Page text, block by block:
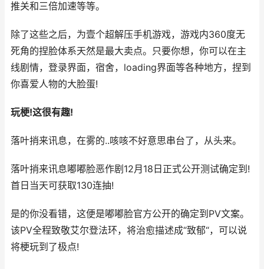
推关和三倍加速等等。
除了这些之后，为壹个超解压手机游戏，游戏内360度无
死角的捏脸体系天然是最大卖点。只要你想，你可以在主
线剧情，登录界面，宿舍，loading界面等各种地方，捏到
你喜爱人物的大脸蛋!
玩梗!这很有趣!
落叶捎来讯息，在雾的..咳咳不好意思串台了，从头来。
落叶捎来讯息嘟嘟脸恶作剧12月18日正式公开测试确定到!
首日当天可获取130连抽!
是的你没看错，这便是嘟嘟脸官方公开的确定到PV文案。
该PV全程致敬艾尔登法环，将治愈描述成“致郁“，可以说
将梗玩到了极点!